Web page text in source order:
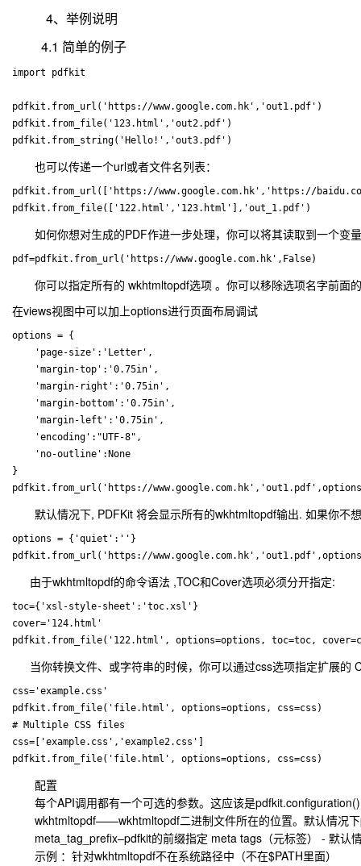
4、举例说明
4.1 简单的例子
import pdfkit
pdfkit.from_url('https://www.google.com.hk','out1.pdf')
pdfkit.from_file('123.html','out2.pdf')
也可以传递一个url或者文件名列表：
pdfkit.from_url(['https://www.google.com.hk','https://
如何你想对生成的PDF作进一步处理，你可以将其读取到一个
你可以指定所有的 wkhtmltopdf选项 。你可以移除选项名字前面的
在views视图中可以加上options进行页面布局调试
options = {
    'page-size':'Letter',
    'margin-top':'0.75in',
    'margin-right':'0.75in',
    'margin-bottom':'0.75in',
    'margin-left':'0.75in',
    'encoding':"UTF-8",
    'no-outline':None
}
默认情况下, PDFKit 将会显示所有的wkhtmltopdf输出. 如果你不
options = {'quiet':''}
由于wkhtmltopdf的命令语法 ,TOC和Cover选项必须分开指定:
toc={'xsl-style-sheet':'toc.xsl'}
cover='124.html'
当你转换文件、或字符串的时候，你可以通过css选项指定扩展的
css='example.css'
pdfkit.from_file('file.html', options=options, css=css)
# Multiple CSS files
css=['example.css','example2.css']
配置
每个API调用都有一个可选的参数。这应该是
wkhtmltopdf——wkhtmltopdf二进制文件所在的位置。默认情况下
meta_tag_prefix–pdfkit的前缀指定 meta tags（元标签） - 默认
示例 ：针对wkhtmltopdf不在系统路径中（不在$PATH里面）